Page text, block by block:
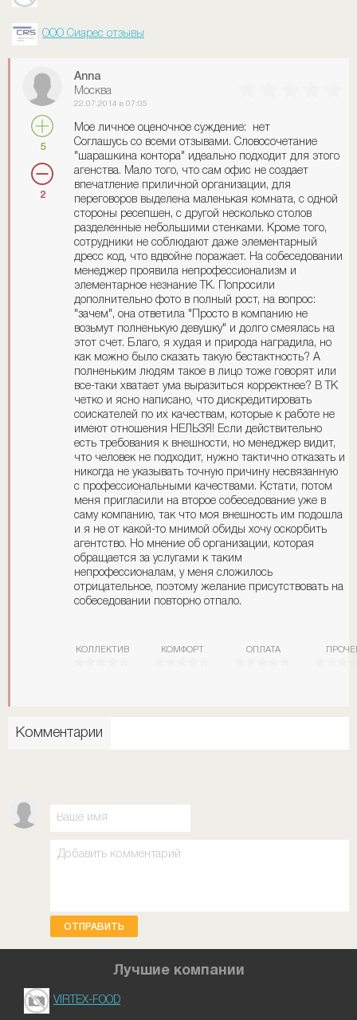
ООО Сиарес отзывы
5
2
Anna
Москва
22.07.2014 в 07:05
Мое личное оценочное суждение: нет
Соглашусь со всеми отзывами. Словосочетание
"шарашкина контора" идеально подходит для этого
агенства. Мало того, что сам офис не создает
впечатление приличной организации, для
переговоров выделена маленькая комната, с одной
стороны ресепшен, с другой несколько столов
разделенные небольшими стенками. Кроме того,
сотрудники не соблюдают даже элементарный
дресс код, что вдвойне поражает. На собеседовании
менеджер проявила непрофессионализм и
элементарное незнание ТК. Попросили
дополнительно фото в полный рост, на вопрос:
"зачем", она ответила "Просто в компанию не
возьмут полненькую девушку" и долго смеялась на
этот счет. Благо, я худая и природа наградила, но
как можно было сказать такую бестактность? А
полненьким людям такое в лицо тоже говорят или
все-таки хватает ума выразиться корректнее? В ТК
четко и ясно написано, что дискредитировать
соискателей по их качествам, которые к работе не
имеют отношения НЕЛЬЗЯ! Если действительно
есть требования к внешности, но менеджер видит,
что человек не подходит, нужно тактично отказать и
никогда не указывать точную причину несвязанную
с профессиональными качествами. Кстати, потом
меня пригласили на второе собеседование уже в
саму компанию, так что моя внешность им подошла
и я не от какой-то мнимой обиды хочу оскорбить
агентство. Но мнение об организации, которая
обращается за услугами к таким
непрофессионалам, у меня сложилось
отрицательное, поэтому желание присутствовать на
собеседовании повторно отпало.
КОЛЛЕКТИВ КОМФОРТ ОПЛАТА
Комментарии
ОТПРАВИТЬ
Лучшие компании
VIRTEX-FOOD